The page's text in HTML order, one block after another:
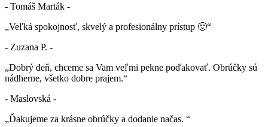
- Tomáš Marták -
„Veľká spokojnosť, skvelý a profesionálny prístup 🙂“
- Zuzana P. -
„Dobrý deň, chceme sa Vam veľmi pekne poďakovať. Obrúčky sú
nádherne, všetko dobre prajem.“
- Maslovská -
„Ďakujeme za krásne obrúčky a dodanie načas. “